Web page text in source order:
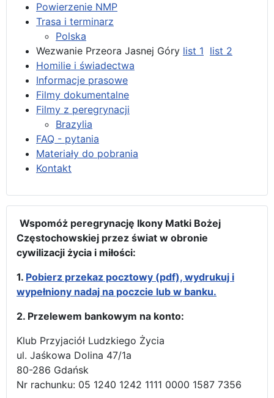
Powierzenie NMP
Trasa i terminarz
Polska
Wezwanie Przeora Jasnej Góry list 1 list 2
Homilie i świadectwa
Informacje prasowe
Filmy dokumentalne
Filmy z peregrynacji
Brazylia
FAQ - pytania
Materiały do pobrania
Kontakt
Wspomóż peregrynację Ikony Matki Bożej
Częstochowskiej przez świat w obronie
cywilizacji życia i miłości:
1. Pobierz przekaz pocztowy (pdf), wydrukuj i
wypełniony nadaj na poczcie lub w banku.
2. Przelewem bankowym na konto:
Klub Przyjaciół Ludzkiego Życia
ul. Jaśkowa Dolina 47/1a
80-286 Gdańsk
Nr rachunku: 05 1240 1242 1111 0000 1587 7356